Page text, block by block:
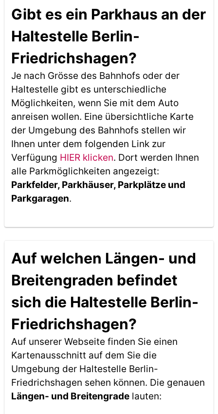
Gibt es ein Parkhaus an der
Haltestelle Berlin-
Friedrichshagen?
Je nach Grösse des Bahnhofs oder der
Haltestelle gibt es unterschiedliche
Möglichkeiten, wenn Sie mit dem Auto
anreisen wollen. Eine übersichtliche Karte
der Umgebung des Bahnhofs stellen wir
Ihnen unter dem folgenden Link zur
Verfügung HIER klicken. Dort werden Ihnen
alle Parkmöglichkeiten angezeigt:
Parkfelder, Parkhäuser, Parkplätze und
Parkgaragen.
Auf welchen Längen- und
Breitengraden befindet
sich die Haltestelle Berlin-
Friedrichshagen?
Auf unserer Webseite finden Sie einen
Kartenausschnitt auf dem Sie die
Umgebung der Haltestelle Berlin-
Friedrichshagen sehen können. Die genauen
Längen- und Breitengradelauten: